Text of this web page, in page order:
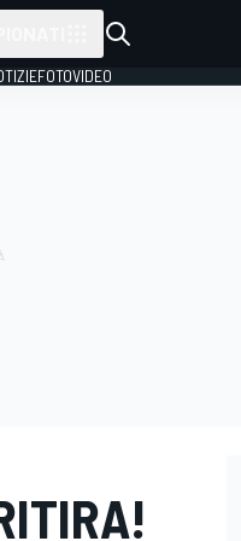
FOTOVIDEO